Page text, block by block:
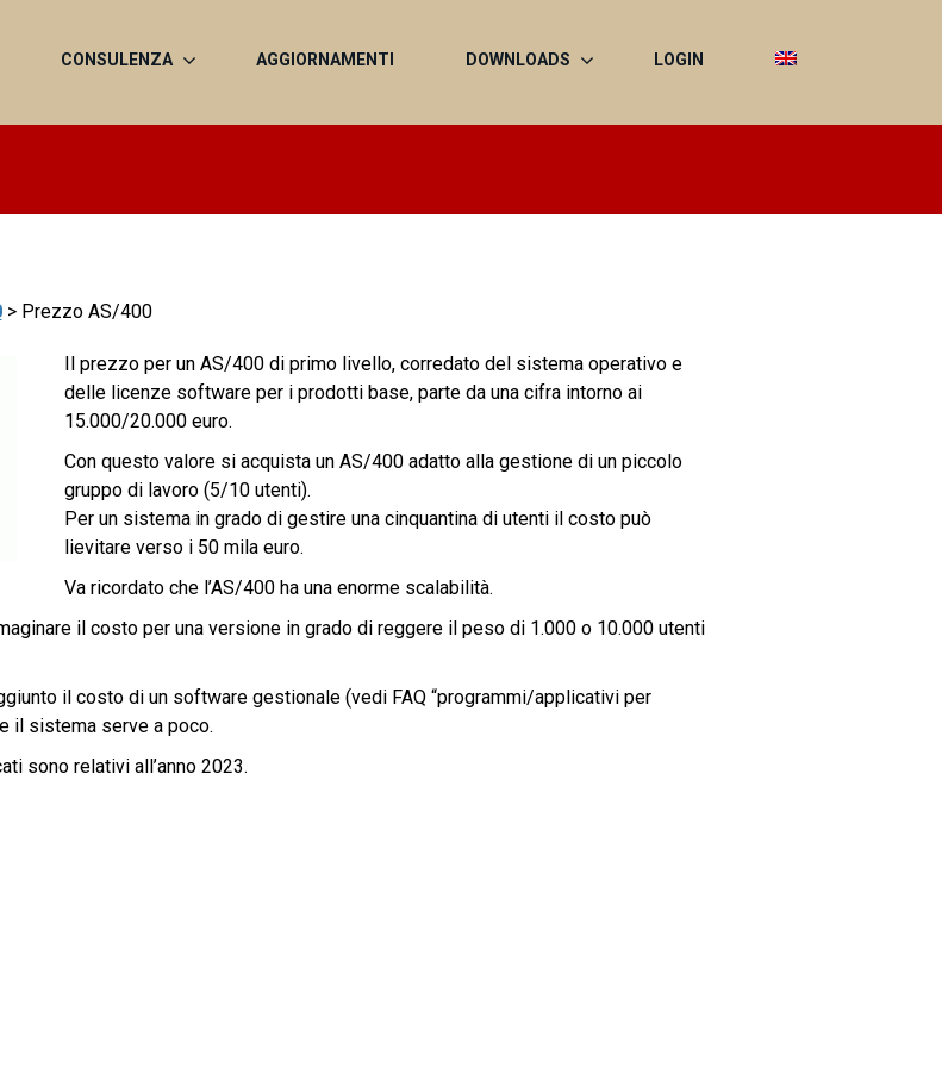
CONSULENZA AGGIORNAMENTI DOWNLOADS LOGIN
> Prezzo AS/400
Il prezzo per un AS/400 di primo livello, corredato del sistema operativo e
delle licenze software per i prodotti base, parte da una cifra intorno ai
15.000/20.000 euro.
Con questo valore si acquista un AS/400 adatto alla gestione di un piccolo
gruppo di lavoro (5/10 utenti).
Per un sistema in grado di gestire una cinquantina di utenti il costo può
lievitare verso i 50 mila euro.
Va ricordato che l’AS/400 ha una enorme scalabilità.
il costo per una versione in grado di reggere il peso di 1.000 o 10.000 utenti
il costo di un software gestionale (vedi FAQ “programmi/applicativi per
il sistema serve a poco.
sono relativi all’anno 2023.